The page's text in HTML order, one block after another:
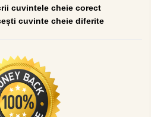
cuvintele cheie corect
cuvinte cheie diferite